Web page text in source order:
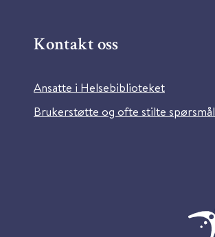
Kontakt oss
Ansatte i Helsebiblioteket
Brukerstøtte og ofte stilte spørsmål